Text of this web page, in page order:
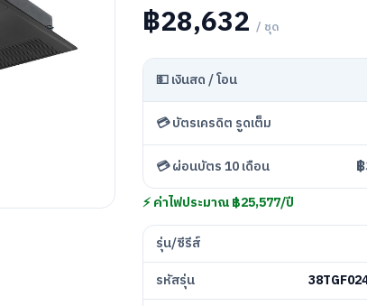
฿28,632 / ชุด
💵 เงินสด / โอน
💳 บัตรเครดิต รูดเต็ม
💳 ผ่อนบัตร 10 เดือน
⚡ ค่าไฟประมาณ ฿25,577/ปี
รุ่น/ซีรีส์
รหัสรุ่น